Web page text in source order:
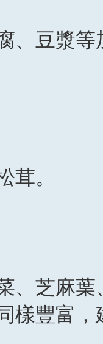
、豆漿等
茸。
、芝麻葉
樣豐富，